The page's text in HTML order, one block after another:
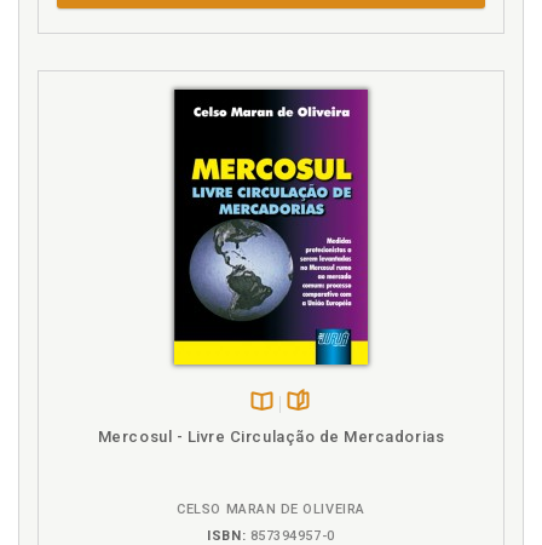
Mercosul - Livre Circulação de Mercadorias
CELSO MARAN DE OLIVEIRA
ISBN: 857394957-0